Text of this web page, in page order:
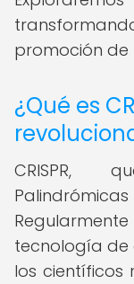
promoción de
¿Qué es
CRISPR,
tecnología de
los científicos